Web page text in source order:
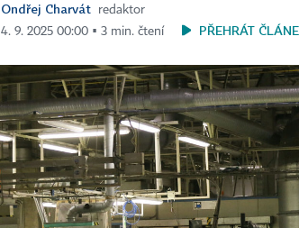
Ondřej Charvát
redaktor
4. 9. 2025 00:00 ▪ 3 min. čtení
PŘEHRÁT